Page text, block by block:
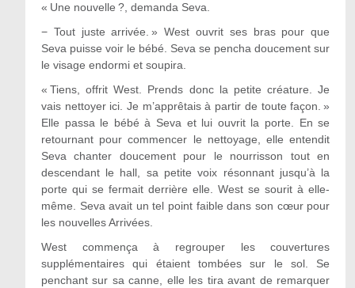
« Une nouvelle ?, demanda Seva.
− Tout juste arrivée. » West ouvrit ses bras pour que
Seva puisse voir le bébé. Seva se pencha doucement sur
le visage endormi et soupira.
« Tiens, offrit West. Prends donc la petite créature. Je
vais nettoyer ici. Je m’apprêtais à partir de toute façon. »
Elle passa le bébé à Seva et lui ouvrit la porte. En se
retournant pour commencer le nettoyage, elle entendit
Seva chanter doucement pour le nourrisson tout en
descendant le hall, sa petite voix résonnant jusqu’à la
porte qui se fermait derrière elle. West se sourit à elle-
même. Seva avait un tel point faible dans son cœur pour
les nouvelles Arrivées.
West commença à regrouper les couvertures
supplémentaires qui étaient tombées sur le sol. Se
penchant sur sa canne, elle les tira avant de remarquer